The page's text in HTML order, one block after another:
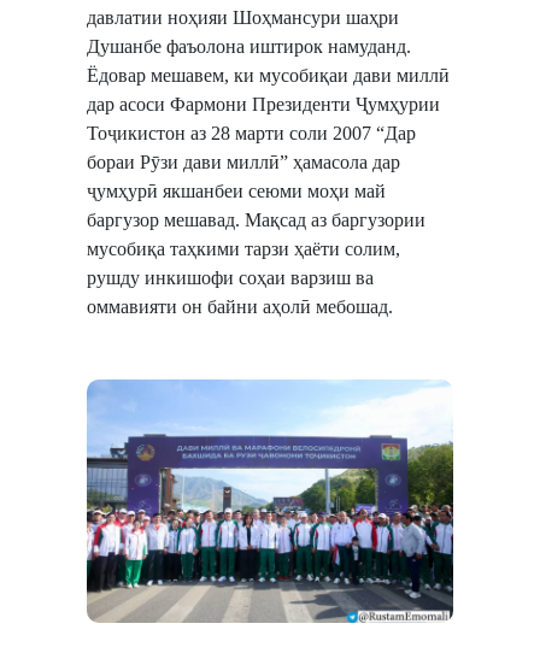
давлатии ноҳияи Шоҳмансури шаҳри
Душанбе фаъолона иштирок намуданд.
Ёдовар мешавем, ки мусобиқаи дави миллӣ
дар асоси Фармони Президенти Ҷумҳурии
Тоҷикистон аз 28 марти соли 2007 “Дар
бораи Рӯзи дави миллӣ” ҳамасола дар
ҷумҳурӣ якшанбеи сеюми моҳи май
баргузор мешавад. Мақсад аз баргузории
мусобиқа таҳкими тарзи ҳаёти солим,
рушду инкишофи соҳаи варзиш ва
оммавияти он байни аҳолӣ мебошад.